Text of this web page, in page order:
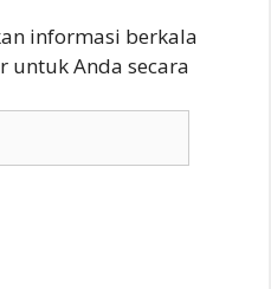
informasi berkala
Anda secara